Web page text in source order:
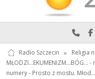
Radio Szczecin » Religia
MŁODZI...EKUMENIZM...BÓG...
numery - Prosto z mostu. Młod…